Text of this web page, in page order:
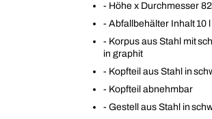
- Höhe x Durchmesser
- Abfallbehälter Inhalt 10 l
- Korpus aus Stahl mit
in graphit
- Kopfteil aus Stahl in
- Kopfteil abnehmbar
- Gestell aus Stahl in